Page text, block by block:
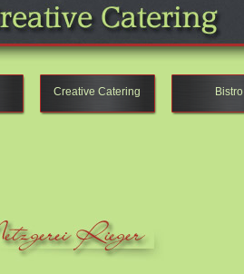
Creative Catering Bistro